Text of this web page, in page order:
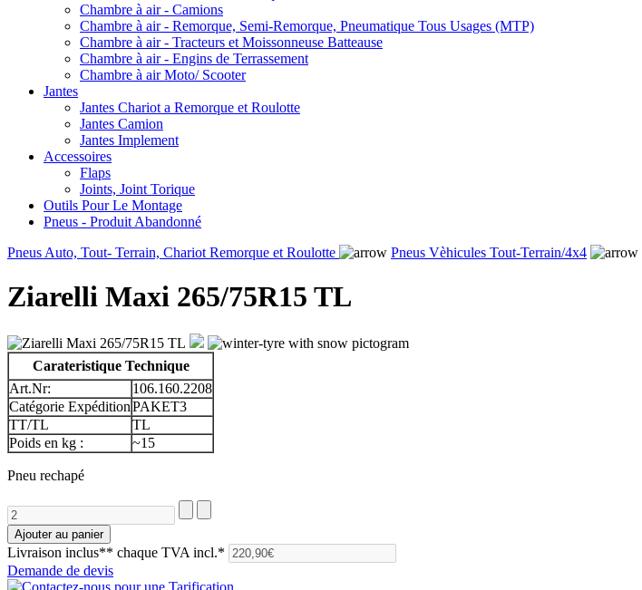
Chambre à air - Camions
Chambre à air - Remorque, Semi-Remorque, Pneumatique Tous Usages (MTP)
Chambre à air - Tracteurs et Moissonneuse Batteause
Chambre à air - Engins de Terrassement
Chambre à air Moto/ Scooter
Jantes
Jantes Chariot a Remorque et Roulotte
Jantes Camion
Jantes Implement
Accessoires
Flaps
Joints, Joint Torique
Outils Pour Le Montage
Pneus - Produit Abandonné
Pneus Auto, Tout- Terrain, Chariot Remorque et Roulotte
Pneus Vèhicules Tout-Terrain/4x4
Ziarelli Maxi 265/75R15 TL
Carateristique Technique
Art.Nr:
106.160.2208
Catégorie ExpéditionPAKET3
TT/TL
TL
Poids en kg :
~15
Pneu rechapé
Livraison inclus** chaque TVA incl.*
Demande de devis